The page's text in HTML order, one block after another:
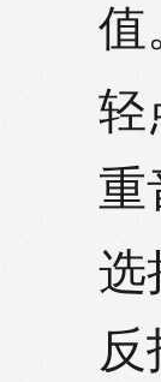
值
轻
选